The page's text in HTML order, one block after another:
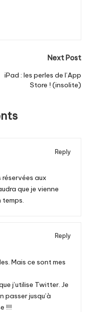
Next Post
iPad : les perles de l’App
Store ! (insolite)
Reply
réservées aux
que je vienne
temps.
Reply
Mais ce sont mes
j’utilise Twitter. Je
passer jusqu’à
!!!